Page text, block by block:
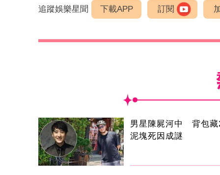
追蹤娛樂星聞 下載APP 訂閱
男星陳屍河中 背包藏
泥塊死因成謎